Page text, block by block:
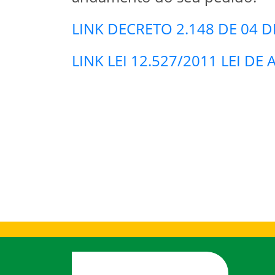
LINK DECRETO 2.148 DE 04
LINK LEI 12.527/2011 LEI DE